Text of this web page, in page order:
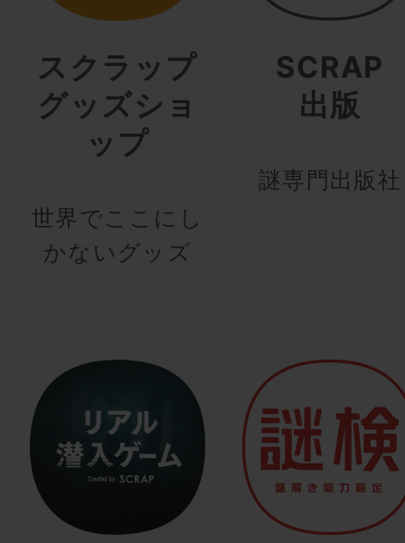
スクラップ
グッズショ
ップ
世界でここにし
かないグッズ
SCRAP
出版
謎専門出版社